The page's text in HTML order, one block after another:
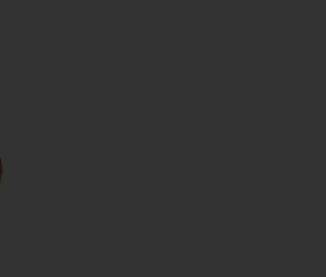
ショートパンツ